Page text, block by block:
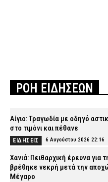
ΡΟΗ ΕΙΔΗΣΕΩΝ
Αίγιο: Τραγωδία με οδηγό
στο τιμόνι και πέθανε
ΕΙΔΗΣΕΙΣ 6 Αυγούστου 2026 22:16
Χανιά: Πειθαρχική έρευνα
βρέθηκε νεκρή μετά την
Μέγαρο